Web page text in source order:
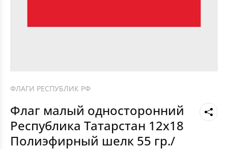
ФЛАГИ РЕСПУБЛИК РФ
Флаг малый односторонний
Республика Татарстан 12х18
Полиэфирный шелк 55 гр./